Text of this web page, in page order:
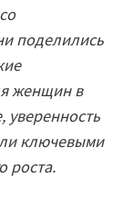
поделились
женщин в
уверенность
ключевыми
роста.